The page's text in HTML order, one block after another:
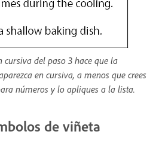
del paso 3 hace que la
en cursiva, a menos que crees
números y lo apliques a la lista.
de viñeta